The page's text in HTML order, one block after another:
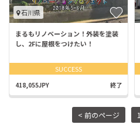
石川県
まるもリノベーション！外装を塗装
し、2Fに屋根をつけたい！
SUCCESS
418,055JPY 終了
< 前のページ 1